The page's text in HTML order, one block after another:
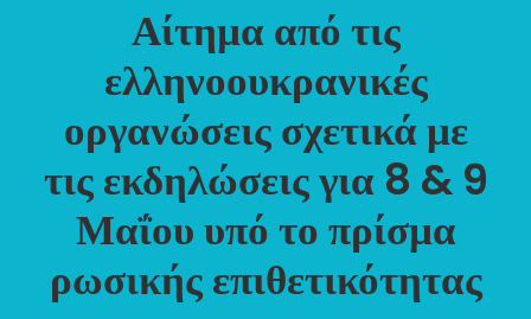
НЕДІЛЬНА ШКОЛА
ГОЛОДОМОР
ФОРУМ УКРАЇНСЬКОЇ ДІАСПОРИ В ГРЕЦІЇ
ПРО НАС
“ВІСНИК”/”ΑΓΓΕΛΙΑΦΌΡΟΣ”
SEARCH
Αίτημα από τις
ελληνοουκρανικές
οργανώσεις σχετικά με
τις εκδηλώσεις για 8 & 9
Μαΐου υπό το πρίσμα
ρωσικής επιθετικότητας